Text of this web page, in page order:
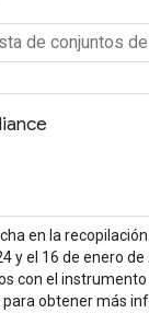
en la
y el 16 de enero de
con el instrumento
para obtener más